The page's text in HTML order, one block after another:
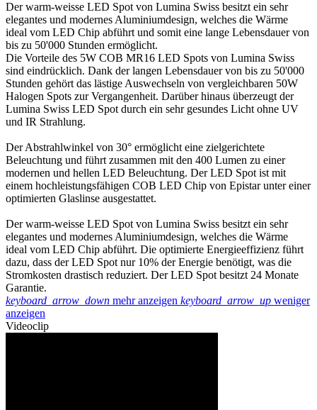
Der warm-weisse LED Spot von Lumina Swiss besitzt ein sehr
elegantes und modernes Aluminiumdesign, welches die Wärme
ideal vom LED Chip abführt und somit eine lange Lebensdauer von
bis zu 50'000 Stunden ermöglicht.
Die Vorteile des 5W COB MR16 LED Spots von Lumina Swiss
sind eindrücklich. Dank der langen Lebensdauer von bis zu 50'000
Stunden gehört das lästige Auswechseln von vergleichbaren 50W
Halogen Spots zur Vergangenheit. Darüber hinaus überzeugt der
Lumina Swiss LED Spot durch ein sehr gesundes Licht ohne UV
und IR Strahlung.
Der Abstrahlwinkel von 30° ermöglicht eine zielgerichtete
Beleuchtung und führt zusammen mit den 400 Lumen zu einer
modernen und hellen LED Beleuchtung. Der LED Spot ist mit
einem hochleistungsfähigen COB LED Chip von Epistar unter einer
optimierten Glaslinse ausgestattet.
Der warm-weisse LED Spot von Lumina Swiss besitzt ein sehr
elegantes und modernes Aluminiumdesign, welches die Wärme
ideal vom LED Chip abführt. Die optimierte Energieeffizienz führt
dazu, dass der LED Spot nur 10% der Energie benötigt, was die
Stromkosten drastisch reduziert. Der LED Spot besitzt 24 Monate
Garantie.
keyboard_arrow_down mehr anzeigen keyboard_arrow_up weniger
anzeigen
Videoclip